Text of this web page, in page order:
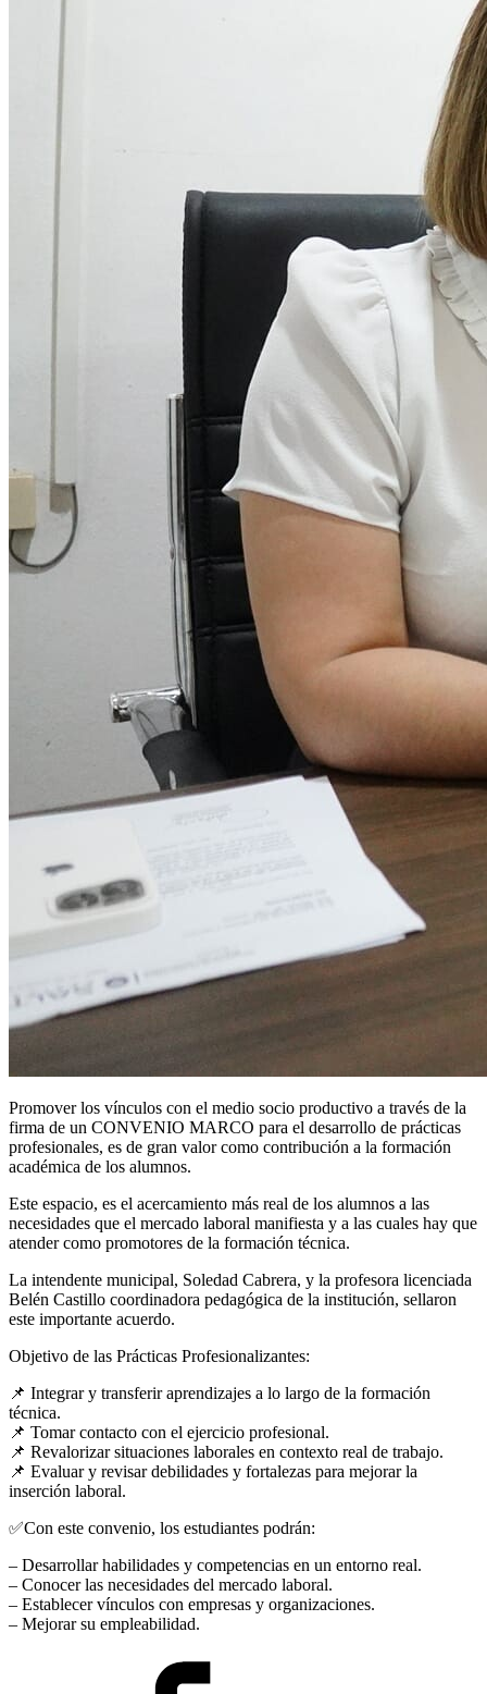
Promover los vínculos con el medio socio productivo a través de la
firma de un CONVENIO MARCO para el desarrollo de prácticas
profesionales, es de gran valor como contribución a la formación
académica de los alumnos.
Este espacio, es el acercamiento más real de los alumnos a las
necesidades que el mercado laboral manifiesta y a las cuales hay que
atender como promotores de la formación técnica.
La intendente municipal, Soledad Cabrera, y la profesora licenciada
Belén Castillo coordinadora pedagógica de la institución, sellaron
este importante acuerdo.
Objetivo de las Prácticas Profesionalizantes:
📌 Integrar y transferir aprendizajes a lo largo de la formación
técnica.
📌 Tomar contacto con el ejercicio profesional.
📌 Revalorizar situaciones laborales en contexto real de trabajo.
📌 Evaluar y revisar debilidades y fortalezas para mejorar la
inserción laboral.
✅Con este convenio, los estudiantes podrán:
– Desarrollar habilidades y competencias en un entorno real.
– Conocer las necesidades del mercado laboral.
– Establecer vínculos con empresas y organizaciones.
– Mejorar su empleabilidad.